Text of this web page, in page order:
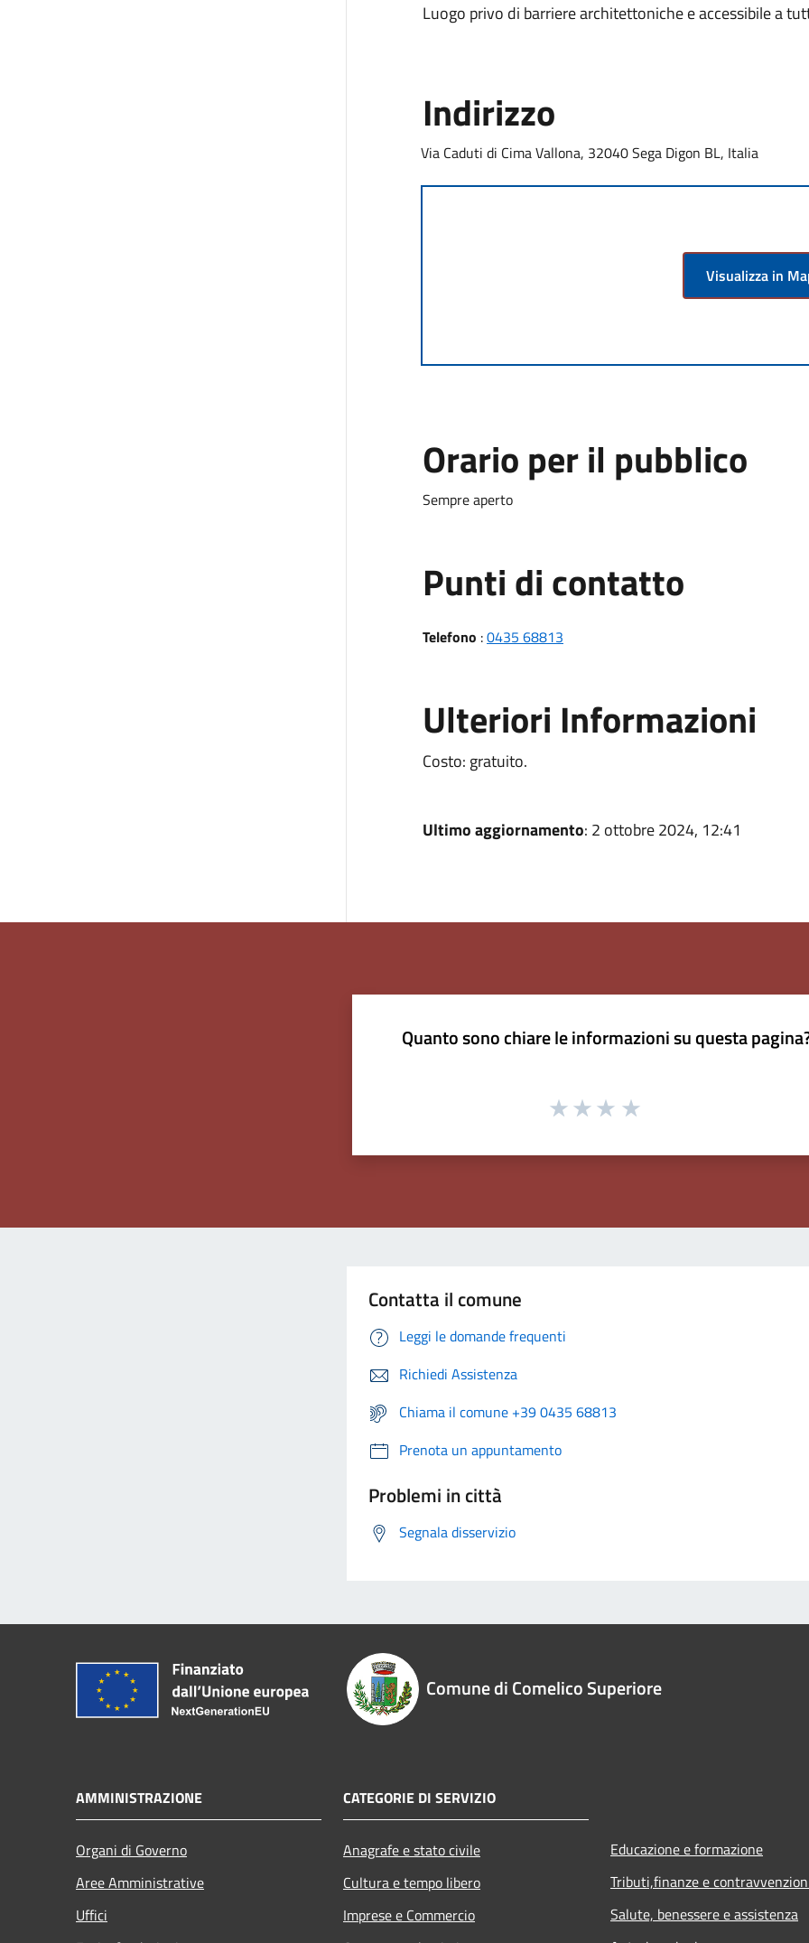
Luogo privo di barriere architettoniche e accessibile a
Indirizzo
Via Caduti di Cima Vallona, 32040 Sega Digon BL, Italia
Visualizza in
Orario per il pubblico
Sempre aperto
Punti di contatto
Telefono :0435 68813
Ulteriori Informazioni
Costo: gratuito.
Ultimo aggiornamento: 2 ottobre 2024, 12:41
Quanto sono chiare le informazioni su questa
Contatta il comune
Leggi le domande frequenti
Richiedi Assistenza
Chiama il comune +39 0435 68813
Prenota un appuntamento
Problemi in città
Segnala disservizio
Comune di Comelico Superiore
AMMINISTRAZIONE
Organi di Governo
Aree Amministrative
Uffici
CATEGORIE DI SERVIZIO
Anagrafe e stato civile
Cultura e tempo libero
Imprese e Commercio
Educazione e formazione
Tributi,finanze e
Salute, benessere e assistenza